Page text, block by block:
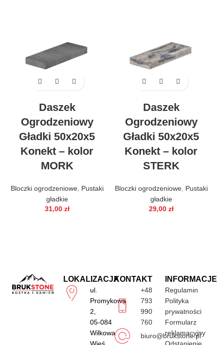
Daszek
Ogrodzeniowy
Gładki 50x20x5
Konekt – kolor
MORK
Bloczki ogrodzeniowe, Pustaki
gładkie
31,00 zł
Daszek
Ogrodzeniowy
Gładki 50x20x5
Konekt – kolor
STERK
Bloczki ogrodzeniowe, Pustaki
gładkie
29,00 zł
LOKALIZACJA
ul.
Promykowa
2,
05-084
Wilkowa
KONTAKT
+48
793
990
760
biuro@brukstone.pl
INFORMACJE
Regulamin
Polityka
prywatności
Formularz
reklamacyjny